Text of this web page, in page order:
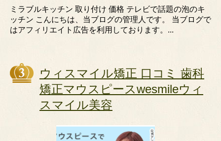
ミラブルキッチン 取り付け 価格 テレビで話題の泡のキ
ッチン こんにちは、当ブログの管理人です。 当ブログで
はアフィリエイト広告を利用しております。...
ウィスマイル矯正 口コミ 歯科
矯正マウスピースwesmileウィ
スマイル美容